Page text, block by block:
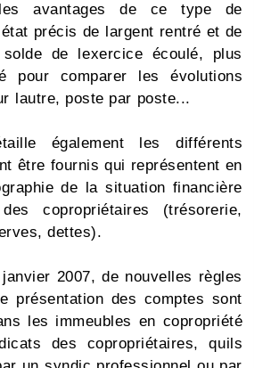
avantages de ce type de
précis de largent rentré et de
solde de lexercice écoulé, plus
pour comparer les évolutions
lautre, poste par poste...
également les différents
être fournis qui représentent en
de la situation financière
copropriétaires (trésorerie,
dettes).
2007, de nouvelles règles
présentation des comptes sont
les immeubles en copropriété
des copropriétaires, quils